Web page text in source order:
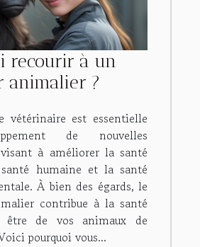
recourir à un
animalier ?
vétérinaire est essentielle
de nouvelles
visant à améliorer la santé
humaine et la santé
À bien des égards, le
contribue à la santé
de vos animaux de
pourquoi vous...